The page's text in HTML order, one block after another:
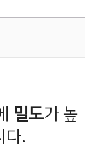
밀도가 높
다.